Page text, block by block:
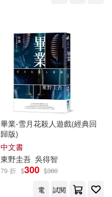
畢業-雪月花殺人遊戲(經典回
歸版)
中文書
東野圭吾 吳得智
79 折 $300 $380
電
試閱